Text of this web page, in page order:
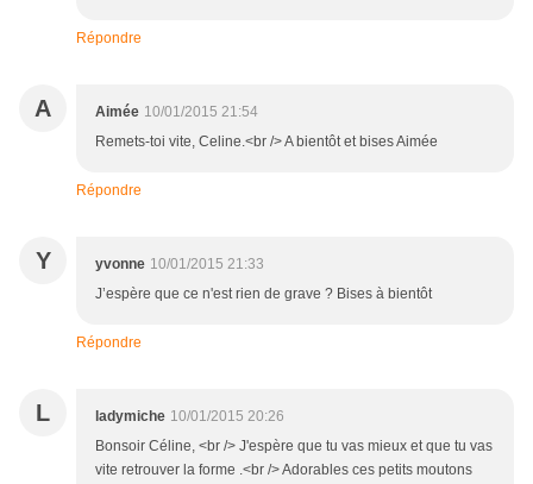
Répondre
A Aimée 10/01/2015 21:54
Remets-toi vite, Celine.<br /> A bientôt et bises Aimée
Répondre
Y yvonne 10/01/2015 21:33
J’espère que ce n'est rien de grave ? Bises à bientôt
Répondre
L ladymiche 10/01/2015 20:26
Bonsoir Céline, <br /> J'espère que tu vas mieux et que tu vas
vite retrouver la forme .<br /> Adorables ces petits moutons